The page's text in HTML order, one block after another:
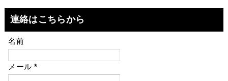
連絡はこちらから
名前
メール *